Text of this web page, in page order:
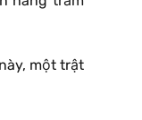
một trật